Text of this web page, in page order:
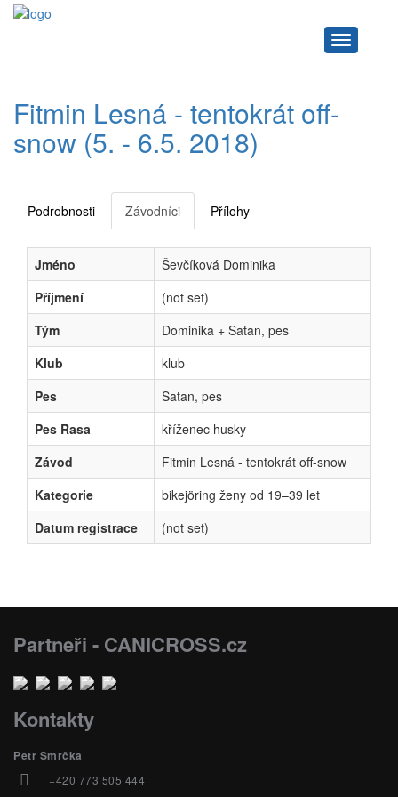
Navigace
Fitmin Lesná - tentokrát off-
snow (5. - 6.5. 2018)
Podrobnosti Závodníci Přílohy
Jméno
Ševčíková Dominika
Příjmení
(not set)
Tým
Dominika + Satan, pes
Klub
klub
Pes
Satan, pes
Pes Rasa
kříženec husky
Závod
Fitmin Lesná - tentokrát off-snow
Kategorie
bikejöring ženy od 19–39 let
Datum registrace
(not set)
Partneři - CANICROSS.cz
Kontakty
Petr Smrčka
+420 773 505 444